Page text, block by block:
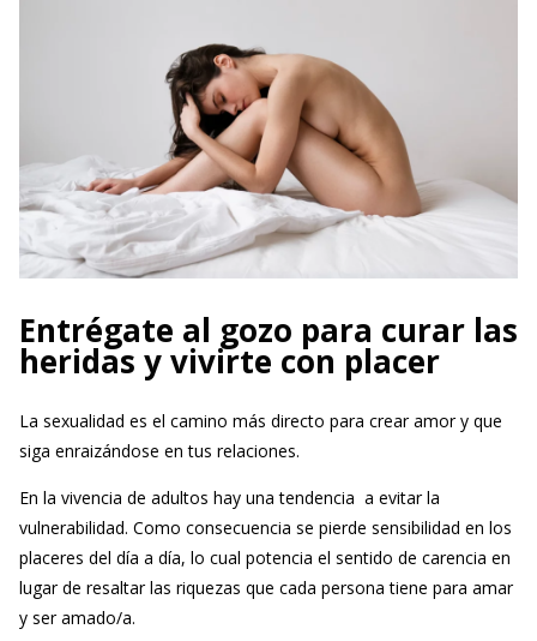
Entrégate al gozo para curar las
heridas y vivirte con placer
La sexualidad es el camino más directo para crear amor y que
siga enraizándose en tus relaciones.
En la vivencia de adultos hay una tendencia a evitar la
vulnerabilidad. Como consecuencia se pierde sensibilidad en los
placeres del día a día, lo cual potencia el sentido de carencia en
lugar de resaltar las riquezas que cada persona tiene para amar
y ser amado/a.